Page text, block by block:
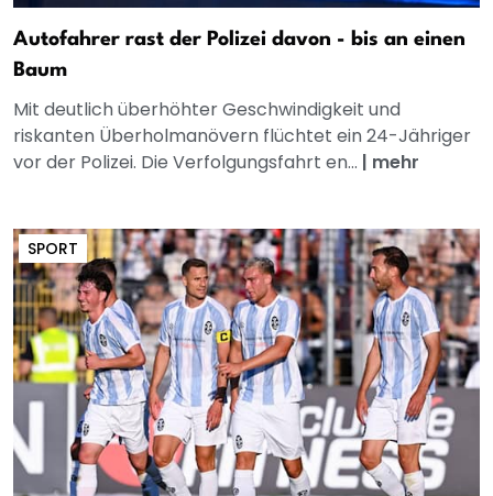
Autofahrer rast der Polizei davon - bis an einen
Baum
Mit deutlich überhöhter Geschwindigkeit und
riskanten Überholmanövern flüchtet ein 24-Jähriger
vor der Polizei. Die Verfolgungsfahrt en... | mehr
SPORT